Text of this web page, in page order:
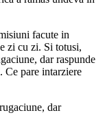
facute in
zi cu zi. Si totusi,
dar raspunde
Ce pare intarziere
dar